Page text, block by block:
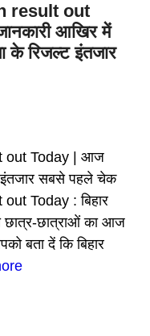
result out
आखिर में
के रिजल्ट इंतजार
out Today | आज
इंतजार सबसे पहले चेक
Today : बिहार
छात्र-छात्राओं का आज
बता दें कि बिहार